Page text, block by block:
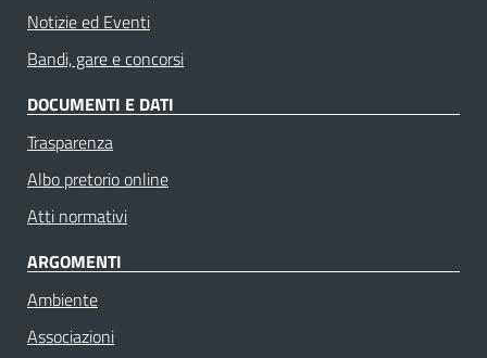
Notizie ed Eventi
Bandi, gare e concorsi
DOCUMENTI E DATI
Trasparenza
Albo pretorio online
Atti normativi
ARGOMENTI
Ambiente
Associazioni